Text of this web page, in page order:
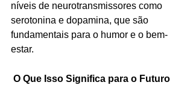
níveis de neurotransmissores como
serotonina e dopamina, que são
fundamentais para o humor e o bem-
estar.
O Que Isso Significa para o Futuro